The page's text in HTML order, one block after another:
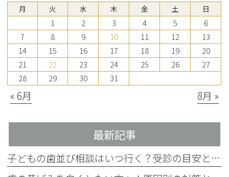
月 火 水 木 金 土 日
1 2 3 4 5
6
7
8 9 10 11 12
13
14
15 16 17 18 19
20
21
22 23 24 25 26
27
28
29 30 31
« 6月 8月 »
最新記事
子どもの歯並び相談はいつ行く？受診の目安とチェック項目を解説